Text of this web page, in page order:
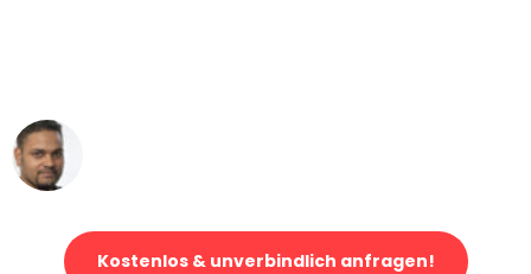
Kostenlos & unverbindlich anfragen!